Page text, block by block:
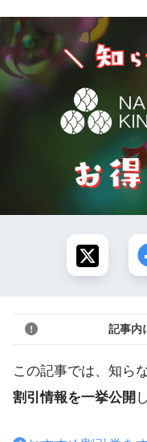
記事内
この記事では、知ら
割引情報を一挙公開